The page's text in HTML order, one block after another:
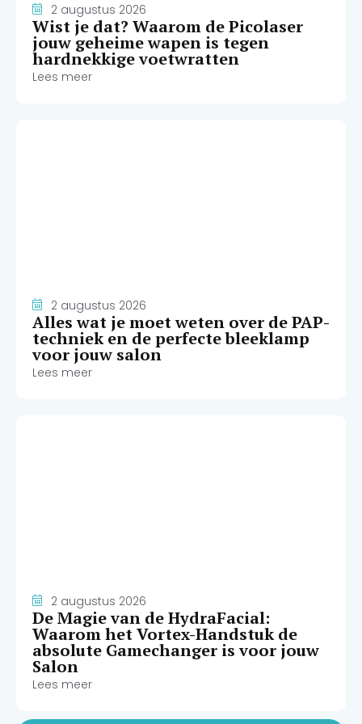
2 augustus 2026
Wist je dat? Waarom de Picolaser
jouw geheime wapen is tegen
hardnekkige voetwratten
Lees meer
2 augustus 2026
Alles wat je moet weten over de PAP-
techniek en de perfecte bleeklamp
voor jouw salon
Lees meer
2 augustus 2026
De Magie van de HydraFacial:
Waarom het Vortex-Handstuk de
absolute Gamechanger is voor jouw
Salon
Lees meer